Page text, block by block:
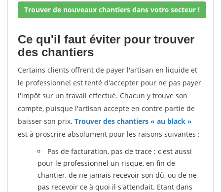
Trouver de nouveaux chantiers dans votre secteur !
Ce qu'il faut éviter pour trouver
des chantiers
Certains clients offrent de payer l'artisan en liquide et
le professionnel est tenté d'accepter pour ne pas payer
l'impôt sur un travail effectué. Chacun y trouve son
compte, puisque l'artisan accepte en contre partie de
baisser son prix. Trouver des chantiers « au black »
est à proscrire absolument pour les raisons suivantes :
Pas de facturation, pas de trace : c'est aussi
pour le professionnel un risque, en fin de
chantier, de ne jamais recevoir son dû, ou de ne
pas recevoir ce à quoi il s'attendait. Etant dans